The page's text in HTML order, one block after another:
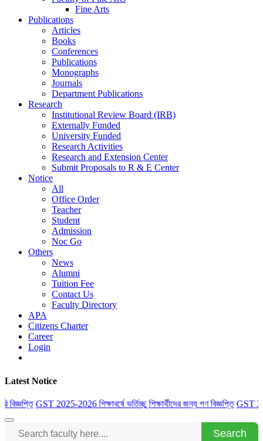
Fine Arts
Publications
Articles
Books
Conferences
Publications
Monographs
Journals
Department Publications
Research
Institutional Review Board (IRB)
Externally Funded
University Funded
Research Activities
Research and Extension Center
Submit Proposals to R & E Center
Notice
All
Office Order
Teacher
Student
Admission
Noc Go
Others
News
Alumni
Tuition Fee
Contact Us
Faculty Directory
APA
Citizens Charter
Career
Login
Latest Notice
GST 2025-2026 শিক্ষাবর্ষে ভর্তিচ্ছু শিক্ষার্থীদের জন্য গণ বিজ্ঞপ্তি GST 2025-
Search